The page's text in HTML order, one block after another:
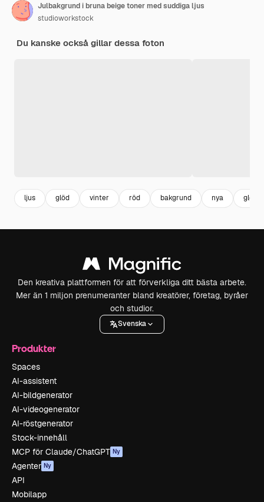
Julbakgrund i bruna beige toner med suddiga ljus
studioworkstock
Du kanske också gillar dessa foton
ljus glöd vinter röd bakgrund nya
Den kreativa plattformen för att förverkliga ditt bästa arbete.
Mer än 1 miljon prenumeranter bland kreatörer, företag, byråer
och studior.
Svenska
Produkter
Spaces
AI-assistent
AI-bildgenerator
AI-videogenerator
AI-röstgenerator
Stock-innehåll
MCP för Claude/ChatGPT Ny
Agenter Ny
API
Mobilapp